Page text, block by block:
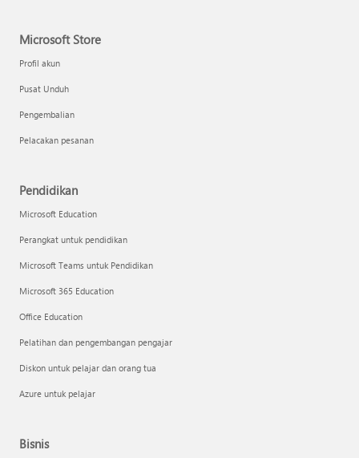
Microsoft Store
Profil akun
Pusat Unduh
Pengembalian
Pelacakan pesanan
Pendidikan
Microsoft Education
Perangkat untuk pendidikan
Microsoft Teams untuk Pendidikan
Microsoft 365 Education
Office Education
Pelatihan dan pengembangan pengajar
Diskon untuk pelajar dan orang tua
Azure untuk pelajar
Bisnis